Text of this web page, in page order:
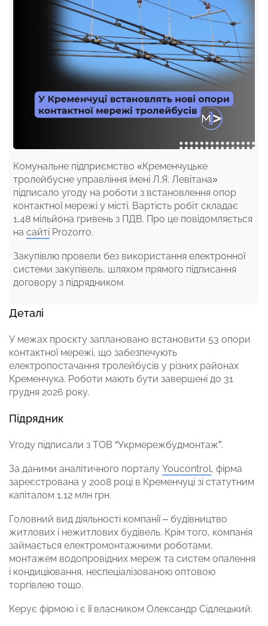
Комунальне підприємство «Кременчуцьке
тролейбусне управління імені Л.Я. Левітана»
підписало угоду на роботи з встановлення опор
контактної мережі у місті. Вартість робіт складає
1,48 мільйона гривень з ПДВ. Про це повідомляється
на сайті Prozorro.
Закупівлю провели без використання електронної
системи закупівель, шляхом прямого підписання
договору з підрядником.
Деталі
У межах проєкту заплановано встановити 53 опори
контактної мережі, що забезпечують
електропостачання тролейбусів у різних районах
Кременчука. Роботи мають бути завершені до 31
грудня 2026 року.
Підрядник
Угоду підписали з ТОВ “Укрмережбудмонтаж”.
За даними аналітичного порталу Youcontrol, фірма
зареєстрована у 2008 році в Кременчуці зі статутним
капіталом 1,12 млн грн.
Головний вид діяльності компанії – будівництво
житлових і нежитлових будівель. Крім того, компанія
займається електромонтажними роботами,
монтажем водопровідних мереж та систем опалення
і кондиціювання, неспеціалізованою оптовою
торгівлею тощо.
Керує фірмою і є її власником Олександр Сідлецький.